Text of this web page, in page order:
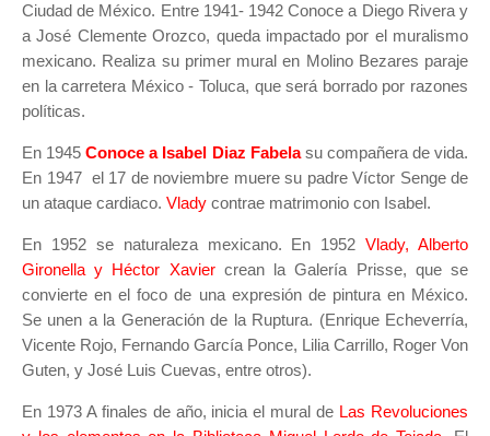
Ciudad de México. Entre 1941- 1942 Conoce a Diego Rivera y
a José Clemente Orozco, queda impactado por el muralismo
mexicano. Realiza su primer mural en Molino Bezares paraje
en la carretera México - Toluca, que será borrado por razones
políticas.
En 1945Conoce a Isabel Diaz Fabelasu compañera de vida.
En 1947 el 17 de noviembre muere su padre Víctor Senge de
un ataque cardiaco. Vlady contrae matrimonio con Isabel.
En 1952 se naturaleza mexicano. En 1952 Vlady, Alberto
Gironella y Héctor Xavier crean la Galería Prisse, que se
convierte en el foco de una expresión de pintura en México.
Se unen a la Generación de la Ruptura. (Enrique Echeverría,
Vicente Rojo, Fernando García Ponce, Lilia Carrillo, Roger Von
Guten, y José Luis Cuevas, entre otros).
En 1973 A finales de año, inicia el mural de Las Revoluciones